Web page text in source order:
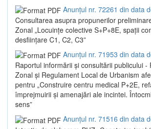
Anunțul nr. 72261 din data
Consultarea asupra propunerilor
Zonal „Locuințe colective S+P+8E, spații
desființare C1, C2, C3”
Anunțul nr. 71953 din data
Raportul informării și consultării publicului -
Zonal și Regulament Local de Urbanism
pentru „Construire centru medical P+2E,
împrejmuirii și amenajări ale incintei.
sens”
Anunțul nr. 71516 din data